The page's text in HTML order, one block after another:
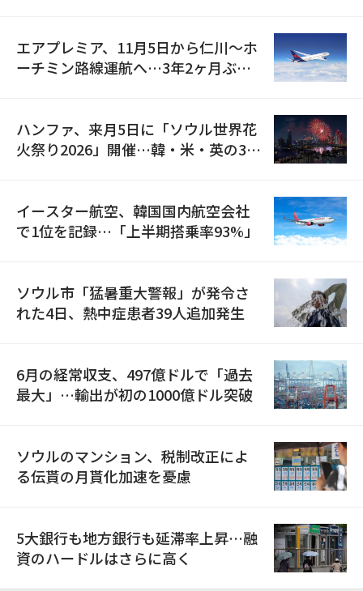
エアプレミア、11月5日から仁川〜ホ
ーチミン路線運航へ…3年2ヶ月ぶり
ハンファ、来月5日に「ソウル世界花
火祭り2026」開催…韓・米・英の3カ
イースター航空、韓国国内航空会社
で1位を記録…「上半期搭乗率93%」
ソウル市「猛暑重大警報」が発令さ
れた4日、熱中症患者39人追加発生
6月の経常収支、497億ドルで「過去
最大」…輸出が初の1000億ドル突破
ソウルのマンション、税制改正によ
る伝貰の月貰化加速を憂慮
5大銀行も地方銀行も延滞率上昇…融
資のハードルはさらに高く